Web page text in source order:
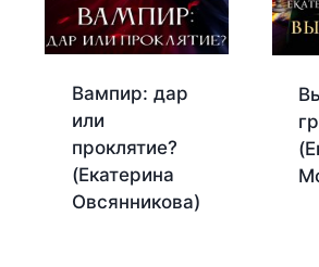
Вампир: дар
или
проклятие?
(Екатерина
Овсянникова)